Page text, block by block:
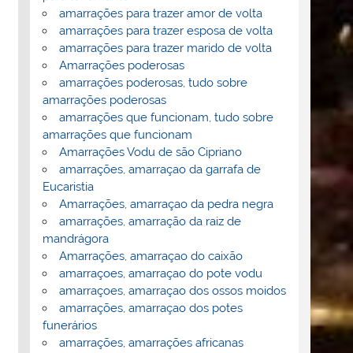
amarrações para trazer amor de volta
amarrações para trazer esposa de volta
amarrações para trazer marido de volta
Amarrações poderosas
amarrações poderosas, tudo sobre
amarrações poderosas
amarrações que funcionam, tudo sobre
amarrações que funcionam
Amarrações Vodu de são Cipriano
amarrações, amarraçao da garrafa de
Eucaristia
Amarrações, amarraçao da pedra negra
amarrações, amarração da raiz de
mandrágora
Amarrações, amarraçao do caixão
amarraçoes, amarraçao do pote vodu
amarraçoes, amarraçao dos ossos moidos
amarrações, amarraçao dos potes
funerários
amarrações, amarrações africanas